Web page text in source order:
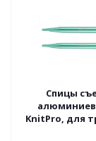
Спицы
KnitPro, для